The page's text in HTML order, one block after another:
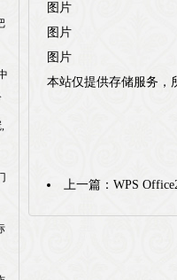
图片
图片
图片
本站仅提供存储服务，
上一篇： WPS